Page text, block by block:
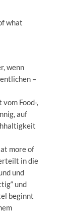
wenn
–
Food-,
auf
more of
in die
und
und
beginnt